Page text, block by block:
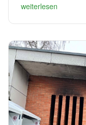
weiterlesen